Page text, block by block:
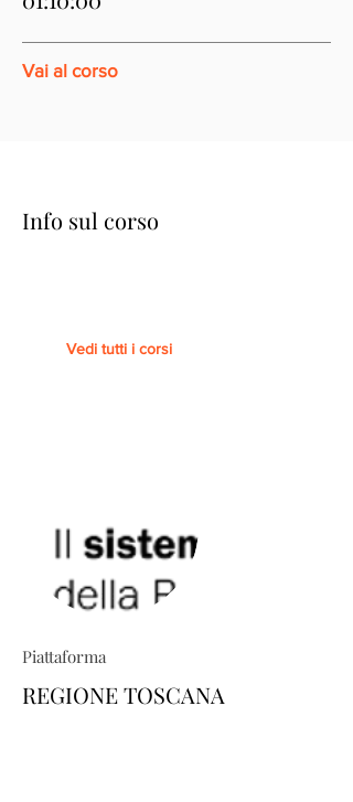
Vai al corso
Info sul corso
Vedi tutti i corsi
Piattaforma
REGIONE TOSCANA